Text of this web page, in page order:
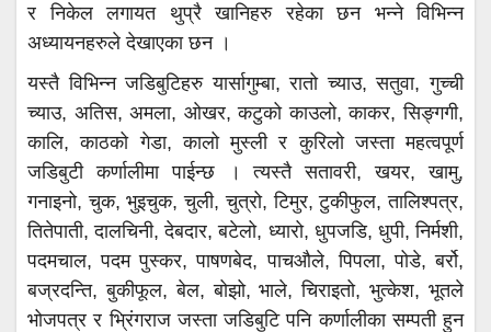
र निकेल लगायत थुप्रै खानिहरु रहेका छन भन्ने विभिन्न
अध्यायनहरुले देखाएका छन ।
यस्तै विभिन्न जडिबुटिहरु यार्सागुम्बा, रातो च्याउ, सतुवा, गुच्ची
च्याउ, अतिस, अमला, ओखर, कटुको काउलो, काकर, सिङ्गगी,
कालि, काठको गेडा, कालो मुस्ली र कुरिलो जस्ता महत्वपूर्ण
जडिबुटी कर्णालीमा पाईन्छ । त्यस्तै सतावरी, खयर, खामु,
गनाइनो, चुक, भुइचुक, चुली, चुत्रो, टिमुर, टुकीफुल, तालिश्पत्र,
तितेपाती, दालचिनी, देबदार, बटेलो, ध्यारो, धुपजडि, धुपी, निर्मशी,
पदमचाल, पदम पुस्कर, पाषणबेद, पाचऔले, पिपला, पोडे, बर्रो,
बज्रदन्ति, बुकीफूल, बेल, बोझो, भाले, चिराइतो, भुत्केश, भूतले
भोजपत्र र भ्रिंगराज जस्ता जडिबुटि पनि कर्णालीका सम्पती हुन